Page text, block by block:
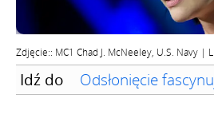
Zdjęcie:: MC1 Chad J. McNeeley, U.S. Navy |
Idź do Odsłonięcie